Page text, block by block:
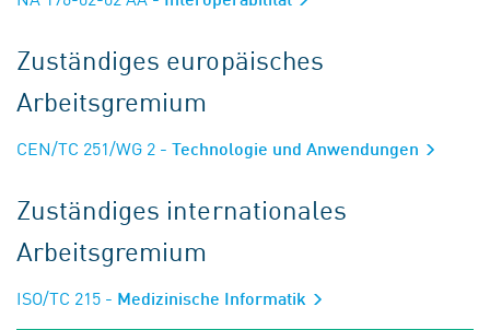
Zuständiges europäisches
Arbeitsgremium
CEN/TC 251/WG 2 - Technologie und Anwendungen
Zuständiges internationales
Arbeitsgremium
ISO/TC 215 - Medizinische Informatik